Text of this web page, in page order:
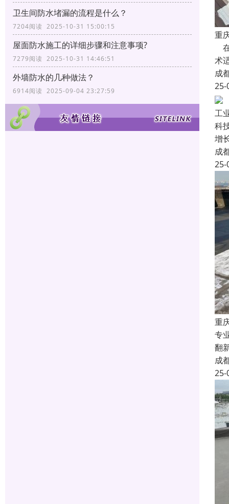
卫生间防水堵漏的流程是什么？
7204阅读 2025-10-31 15:00:15
屋面防水施工的详细步骤和注意事项?
7279阅读 2025-10-31 14:46:51
外墙防水的几种做法？
6914阅读 2025-09-04 23:27:59
重
术
成
25-
工
科
增
成
25-
重
专
翻
成
25-